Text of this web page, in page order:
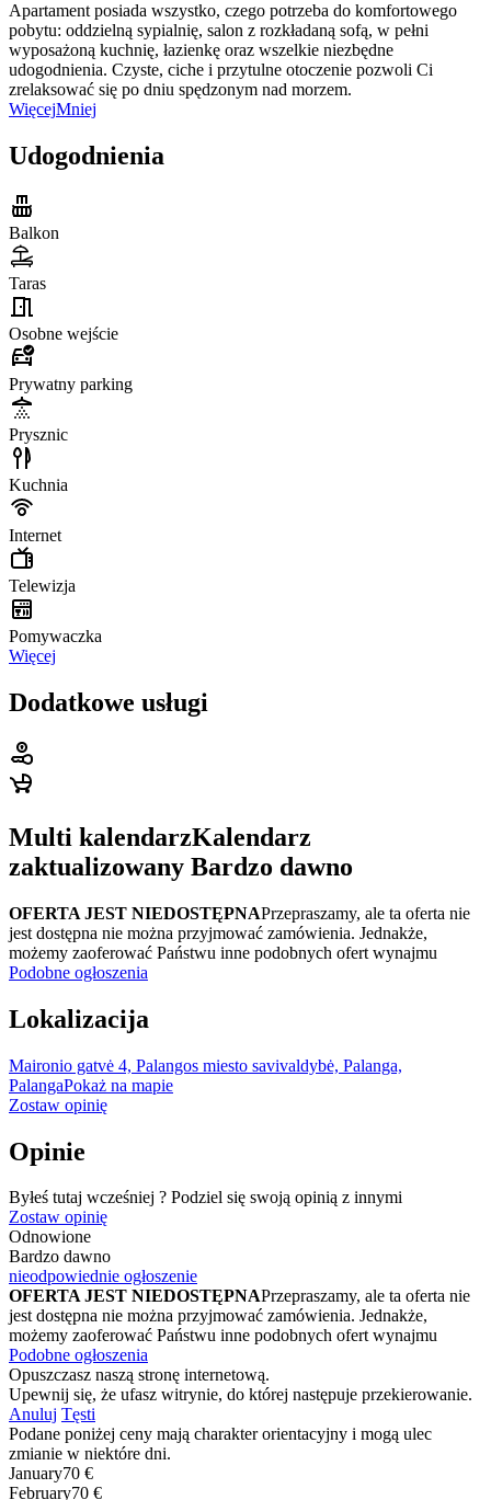
Apartament posiada wszystko, czego potrzeba do komfortowego
pobytu: oddzielną sypialnię, salon z rozkładaną sofą, w pełni
wyposażoną kuchnię, łazienkę oraz wszelkie niezbędne
udogodnienia. Czyste, ciche i przytulne otoczenie pozwoli Ci
zrelaksować się po dniu spędzonym nad morzem.
WięcejMniej
Udogodnienia
Balkon
Taras
Osobne wejście
Prywatny parking
Prysznic
Kuchnia
Internet
Telewizja
Pomywaczka
Więcej
Dodatkowe usługi
Multi kalendarzKalendarz
zaktualizowany Bardzo dawno
OFERTA JEST NIEDOSTĘPNAPrzepraszamy, ale ta oferta nie
jest dostępna nie można przyjmować zamówienia. Jednakże,
możemy zaoferować Państwu inne podobnych ofert wynajmu
Podobne ogłoszenia
Lokalizacija
Maironio gatvė 4, Palangos miesto savivaldybė, Palanga,
PalangaPokaż na mapie
Zostaw opinię
Opinie
Byłeś tutaj wcześniej ? Podziel się swoją opinią z innymi
Zostaw opinię
Odnowione
Bardzo dawno
nieodpowiednie ogłoszenie
OFERTA JEST NIEDOSTĘPNAPrzepraszamy, ale ta oferta nie
jest dostępna nie można przyjmować zamówienia. Jednakże,
możemy zaoferować Państwu inne podobnych ofert wynajmu
Podobne ogłoszenia
Opuszczasz naszą stronę internetową.
Upewnij się, że ufasz witrynie, do której następuje przekierowanie.
Anuluj Tęsti
Podane poniżej ceny mają charakter orientacyjny i mogą ulec
zmianie w niektóre dni.
January70 €
February70 €